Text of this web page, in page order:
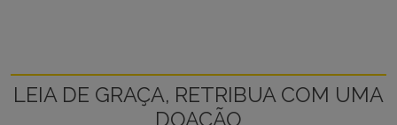
LEIA DE GRAÇA, RETRIBUA COM UMA
DOAÇÃO